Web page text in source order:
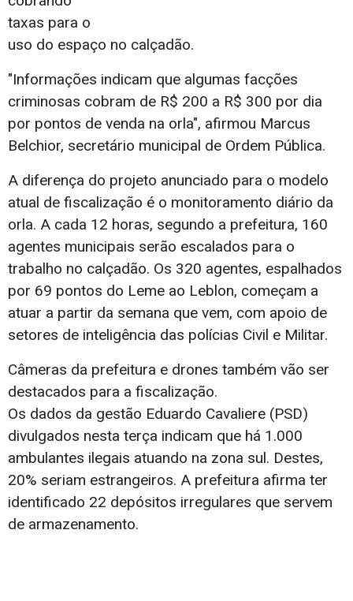
taxas para o
uso do espaço no calçadão.
"Informações indicam que algumas facções
criminosas cobram de R$ 200 a R$ 300 por dia
por pontos de venda na orla", afirmou Marcus
Belchior, secretário municipal de Ordem Pública.
A diferença do projeto anunciado para o modelo
atual de fiscalização é o monitoramento diário da
orla. A cada 12 horas, segundo a prefeitura, 160
agentes municipais serão escalados para o
trabalho no calçadão. Os 320 agentes, espalhados
por 69 pontos do Leme ao Leblon, começam a
atuar a partir da semana que vem, com apoio de
setores de inteligência das polícias Civil e Militar.
Câmeras da prefeitura e drones também vão ser
destacados para a fiscalização.
Os dados da gestão Eduardo Cavaliere (PSD)
divulgados nesta terça indicam que há 1.000
ambulantes ilegais atuando na zona sul. Destes,
20% seriam estrangeiros. A prefeitura afirma ter
identificado 22 depósitos irregulares que servem
de armazenamento.